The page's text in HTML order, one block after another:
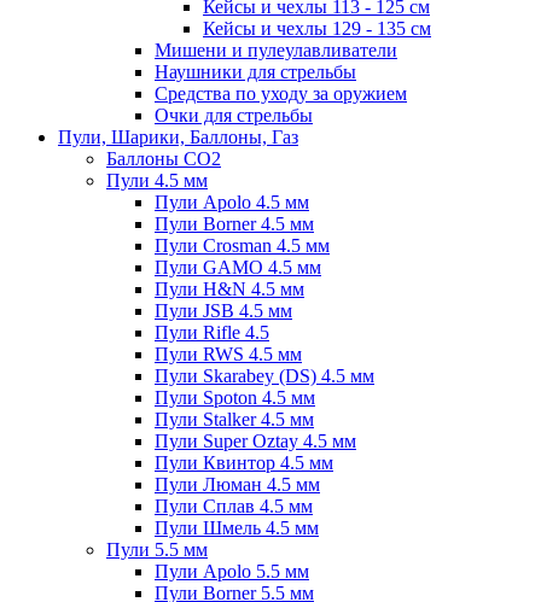
Кейсы и чехлы 113 - 125 см
Кейсы и чехлы 129 - 135 см
Мишени и пулеулавливатели
Наушники для стрельбы
Средства по уходу за оружием
Очки для стрельбы
Пули, Шарики, Баллоны, Газ
Баллоны CO2
Пули 4.5 мм
Пули Apolo 4.5 мм
Пули Borner 4.5 мм
Пули Crosman 4.5 мм
Пули GAMO 4.5 мм
Пули H&N 4.5 мм
Пули JSB 4.5 мм
Пули Rifle 4.5
Пули RWS 4.5 мм
Пули Skarabey (DS) 4.5 мм
Пули Spoton 4.5 мм
Пули Stalker 4.5 мм
Пули Super Oztay 4.5 мм
Пули Квинтор 4.5 мм
Пули Люман 4.5 мм
Пули Сплав 4.5 мм
Пули Шмель 4.5 мм
Пули 5.5 мм
Пули Apolo 5.5 мм
Пули Borner 5.5 мм